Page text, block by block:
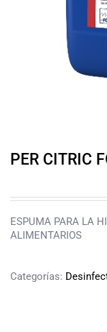
PER CITRIC
ESPUMA PARA LA
ALIMENTARIOS
Categorías: